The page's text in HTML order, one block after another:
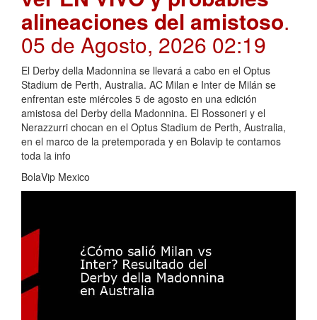
alineaciones del amistoso.
05 de Agosto, 2026 02:19
El Derby della Madonnina se llevará a cabo en el Optus
Stadium de Perth, Australia. AC Milan e Inter de Milán se
enfrentan este miércoles 5 de agosto en una edición
amistosa del Derby della Madonnina. El Rossoneri y el
Nerazzurri chocan en el Optus Stadium de Perth, Australia,
en el marco de la pretemporada y en Bolavip te contamos
toda la info
BolaVip Mexico